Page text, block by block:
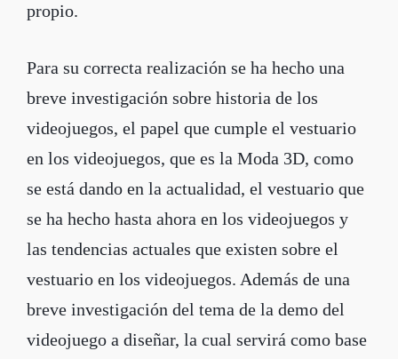
propio.
Para su correcta realización se ha hecho una
breve investigación sobre historia de los
videojuegos, el papel que cumple el vestuario
en los videojuegos, que es la Moda 3D, como
se está dando en la actualidad, el vestuario que
se ha hecho hasta ahora en los videojuegos y
las tendencias actuales que existen sobre el
vestuario en los videojuegos. Además de una
breve investigación del tema de la demo del
videojuego a diseñar, la cual servirá como base